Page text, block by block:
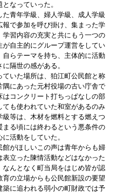
なっていった。
青年学級、婦人学級、成人学級
で参加を呼び掛け、集まった学
習内容の充実と共にもう一つの
自主的にグループ運営をしてい
らテーマを持ち、主体的に活動
隔世の感がある。
いた場所は、狛江町公民館と称
隅にあった元村役場の古い庁舎で
コンクリート打ちっぱなしの部
も使われていた和室があるのみ
等は、木材を燃料とする燃えつ
る頃には終わるという悪条件の
活動をしていた。
がほしいこの声は青年からも婦
表立った陳情活動などはなかった
んとなく町当局をはじめ皆が認
の立場からも公民館新設の要望
に追われる弱小の町財政では予